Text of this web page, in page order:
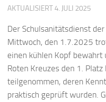
AKTUALISIERT4. JULI 2025
Der Schulsanitätsdienst
Mittwoch, den 1.7.2025
einen kühlen Kopf bewahrt
Roten Kreuzes den 1.
teilgenommen, deren
praktisch geprüft wurden.